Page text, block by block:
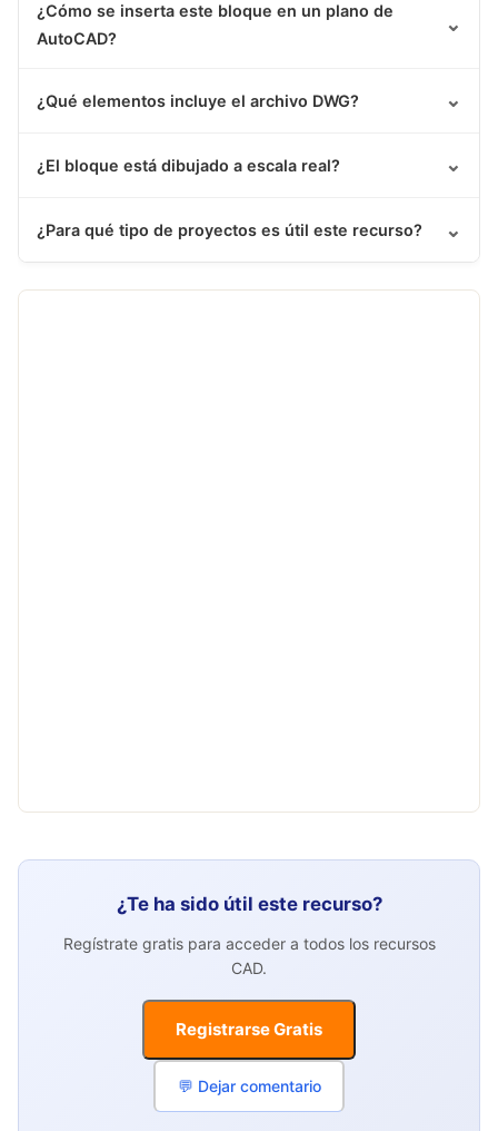
¿Cómo se inserta este bloque en un plano de
AutoCAD?
⌄
¿Qué elementos incluye el archivo DWG? ⌄
¿El bloque está dibujado a escala real? ⌄
¿Para qué tipo de proyectos es útil este recurso? ⌄
¿Te ha sido útil este recurso?
Regístrate gratis para acceder a todos los recursos
CAD.
Registrarse Gratis
💬 Dejar comentario